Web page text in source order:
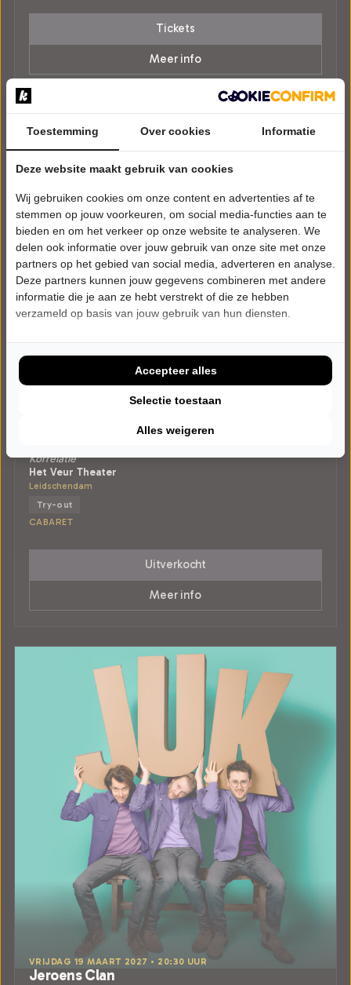
Tickets
Meer info
ZATERDAG 13 MAART 2027 • 20:30 UUR
Korrelatie
Het Veur Theater
Leidschendam
Try-out
CABARET
Uitverkocht
Meer info
VRIJDAG 19 MAART 2027 • 20:30 UUR
Jeroens Clan
Toestemming Over cookies Informatie
Deze website maakt gebruik van cookies
Wij gebruiken cookies om onze content en advertenties af te
stemmen op jouw voorkeuren, om social media-functies aan te
bieden en om het verkeer op onze website te analyseren. We
delen ook informatie over jouw gebruik van onze site met onze
partners op het gebied van social media, adverteren en analyse.
Deze partners kunnen jouw gegevens combineren met andere
informatie die je aan ze hebt verstrekt of die ze hebben
verzameld op basis van jouw gebruik van hun diensten.
Alles weigeren
Selectie toestaan
Accepteer alles